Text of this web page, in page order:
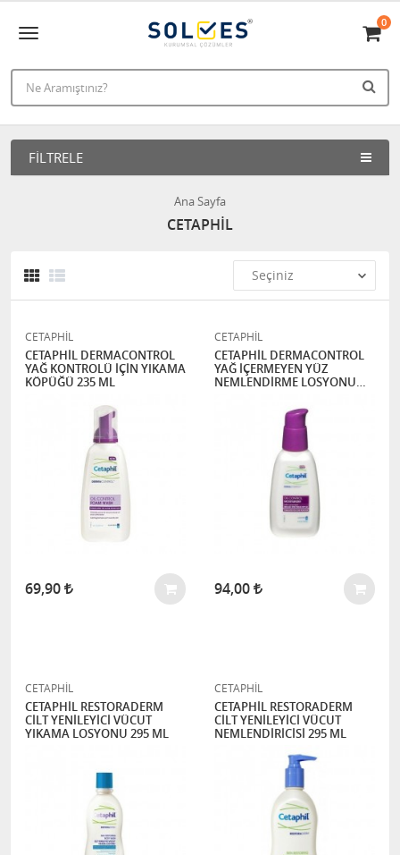
0
FILTRELE
Ana Sayfa
CETAPHİL
CETAPHİL
CETAPHİL DERMACONTROL
YAĞ KONTROLÜ İÇİN YIKAMA
KÖPÜĞÜ 235 ML
69,90
CETAPHİL
CETAPHİL DERMACONTROL
YAĞ İÇERMEYEN YÜZ
NEMLENDİRME LOSYONU
94,00
CETAPHİL
CETAPHİL RESTORADERM
CİLT YENİLEYİCİ VÜCUT
YIKAMA LOSYONU 295 ML
CETAPHİL
CETAPHİL RESTORADERM
CİLT YENİLEYİCİ VÜCUT
NEMLENDİRİCİSİ 295 ML